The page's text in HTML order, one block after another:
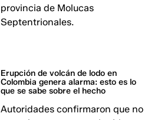
provincia de Molucas
Septentrionales.
Erupción de volcán de lodo en
Colombia genera alarma: esto es lo
que se sabe sobre el hecho
Autoridades confirmaron que no